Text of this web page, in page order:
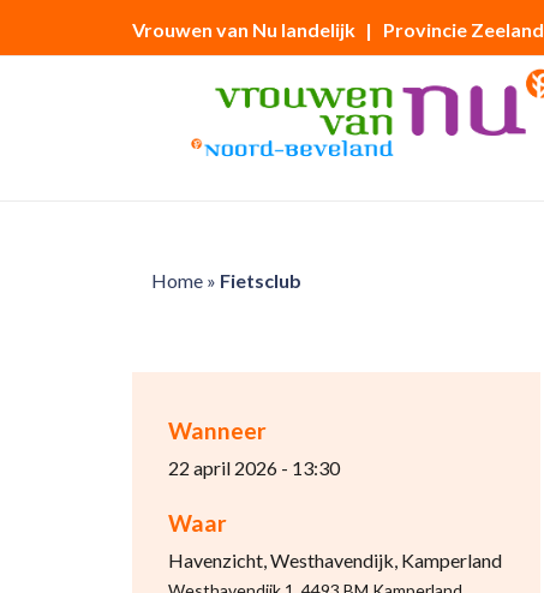
Vrouwen van Nu landelijk | Provincie Zeeland
Home» Fietsclub
Wanneer
22 april 2026 - 13:30
Waar
Havenzicht, Westhavendijk, Kamperland